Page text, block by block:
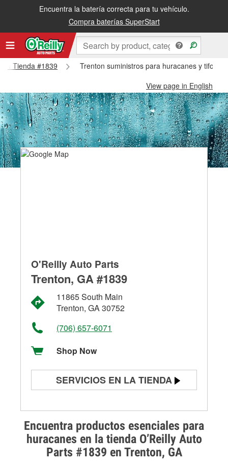
Encuentra la batería correcta para tu vehículo.
Compra baterías SuperStart
Tienda #1839
Trenton suministros para huracanes y
View page in English
Encuentra productos esenciales para
huracanes en la tienda O’Reilly Auto
Parts #1839 en Trenton, GA
O'Reilly Auto Parts
Trenton, GA #1839
11865 South Main
Trenton, GA 30752
(706) 657-6071
Shop Now
SERVICIOS EN LA TIENDA
Prueba de alternadores y
arrancadores
Revisión de la luz "Check Engine"